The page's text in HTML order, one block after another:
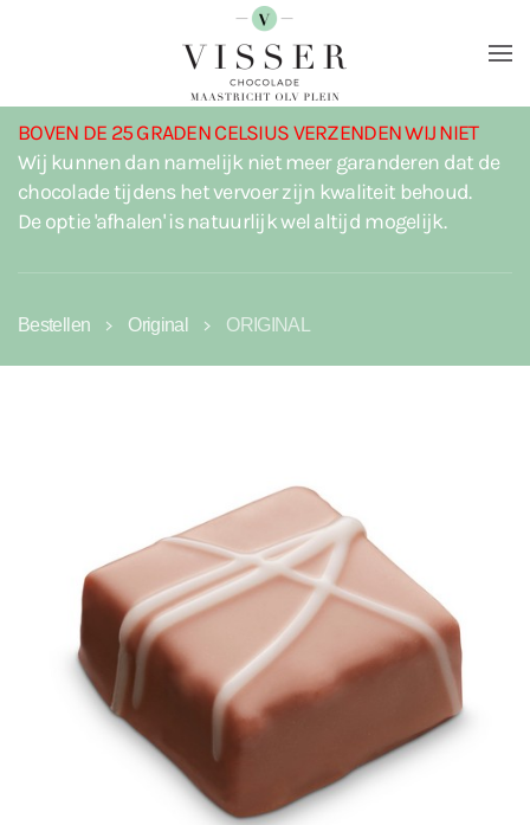
Terug naar hoofdinhoud
BOVEN DE 25 GRADEN CELSIUS VERZENDEN WIJ NIET
Wij kunnen dan namelijk niet meer garanderen dat de
chocolade tijdens het vervoer zijn kwaliteit behoud.
De optie 'afhalen' is natuurlijk wel altijd mogelijk.
Bestellen Original ORIGINAL